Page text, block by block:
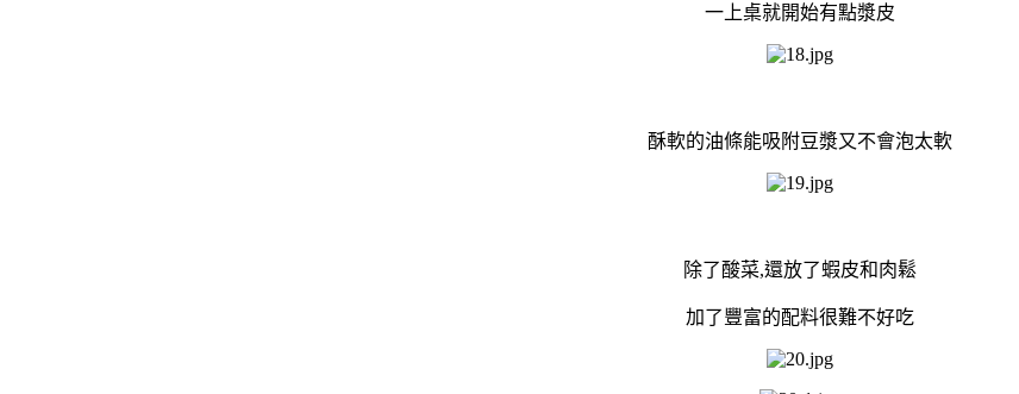
一上桌就開始有點漿皮
酥軟的油條能吸附豆漿又不會泡太軟
除了酸菜,還放了蝦皮和肉鬆
加了豐富的配料很難不好吃